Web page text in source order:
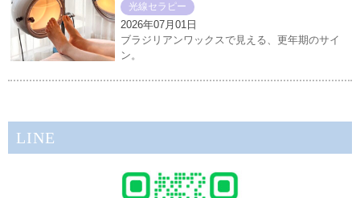
光線セラピー
2026年07月01日
ブラジリアンワックスで見える、更年期のサイ
ン。
LINE